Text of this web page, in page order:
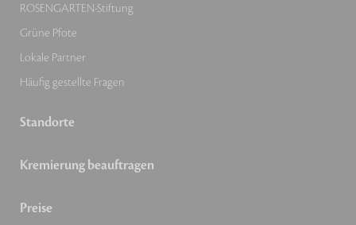
ROSENGARTEN-Stiftung
Grüne Pfote
Lokale Partner
Häufig gestellte Fragen
Standorte
Kremierung beauftragen
Preise